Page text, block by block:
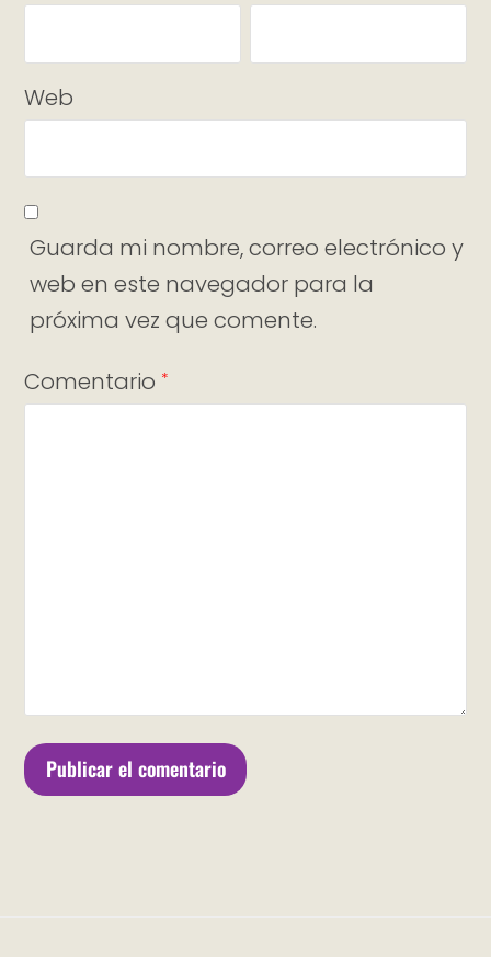
Web
Guarda mi nombre, correo electrónico y
web en este navegador para la
próxima vez que comente.
Comentario *